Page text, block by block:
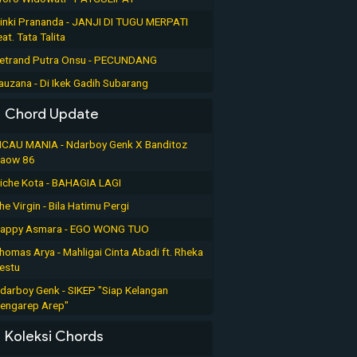
Prananda - JANJI DI TUGU MERPATI
Tata Talita
Putra Onsu - PECUNDANG
- Di Ikek Gadih Subarang
Chord Update
MANIA - Ndarboy Genk X Banditoz
86
Kota - BAHAGIA LAGI
Virgin - Bila Hatimu Pergi
Asmara - EGO WONG TUO
Arya - Mahligai Cinta Abadi ft. Rheka
Genk - SIKEP "Siap Kelangan
Arep"
Koleksi Chords